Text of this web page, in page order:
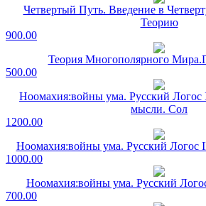
Четвертый Путь. Введение в
Теорию
900.00
Теория Многополярного
500.00
Ноомахия:войны ума. Русский Логос
мысли. Сол
1200.00
Ноомахия:войны ума. Русский Логос
1000.00
Ноомахия:войны ума. Русский
700.00